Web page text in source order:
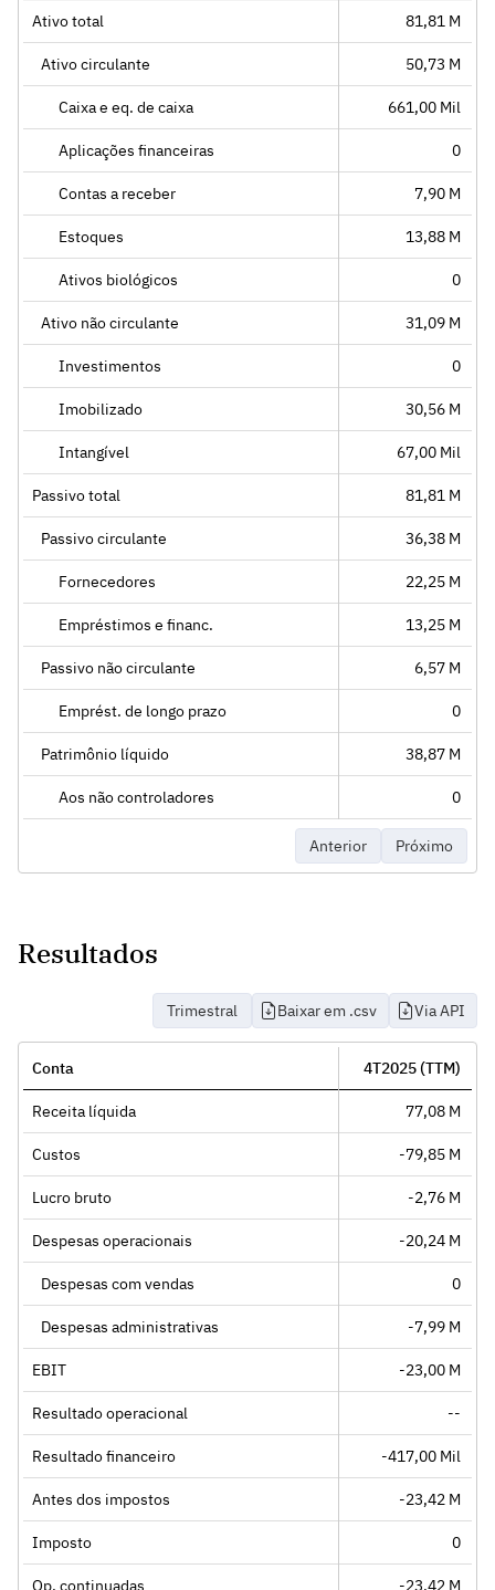
Ativo total 81,81 M
Ativo circulante 50,73 M
Caixa e eq. de caixa 661,00 Mil
Aplicações financeiras 0
Contas a receber 7,90 M
Estoques 13,88 M
Ativos biológicos 0
Ativo não circulante 31,09 M
Investimentos 0
Imobilizado 30,56 M
Intangível 67,00 Mil
Passivo total 81,81 M
Passivo circulante 36,38 M
Fornecedores 22,25 M
Empréstimos e financ. 13,25 M
Passivo não circulante 6,57 M
Emprést. de longo prazo 0
Patrimônio líquido 38,87 M
Aos não controladores 0
Anterior Próximo
Resultados
Trimestral Baixar em .csv Via API
Conta 4T2025 (TTM)
Receita líquida 77,08 M
Custos -79,85 M
Lucro bruto -2,76 M
Despesas operacionais -20,24 M
Despesas com vendas 0
Despesas administrativas -7,99 M
EBIT -23,00 M
Resultado operacional --
Resultado financeiro -417,00 Mil
Antes dos impostos -23,42 M
Imposto 0
Op. continuadas -23,42 M